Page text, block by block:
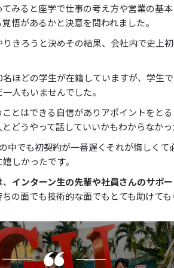
みると座学で仕事の考え方や営業の基
悟があるかと決意を問われました。
きろうと決めその結果、会社内で史上
名ほどの学生が在籍していますが、学生
人もいませんでした。
とはできる自信がありアポイントをと
どうやって話していいかもわからなかっ
中でも初契約が一番遅くそれが悔しく
しかったです。
インターン生の先輩や社員さんのサポー
の面でも技術的な面でもとても助けても